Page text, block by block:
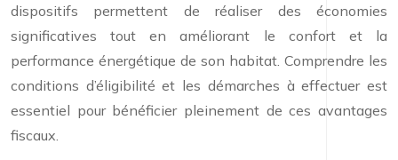
dispositifs permettent de réaliser des économies
significatives tout en améliorant le confort et la
performance énergétique de son habitat. Comprendre les
conditions d’éligibilité et les démarches à effectuer est
essentiel pour bénéficier pleinement de ces avantages
fiscaux.